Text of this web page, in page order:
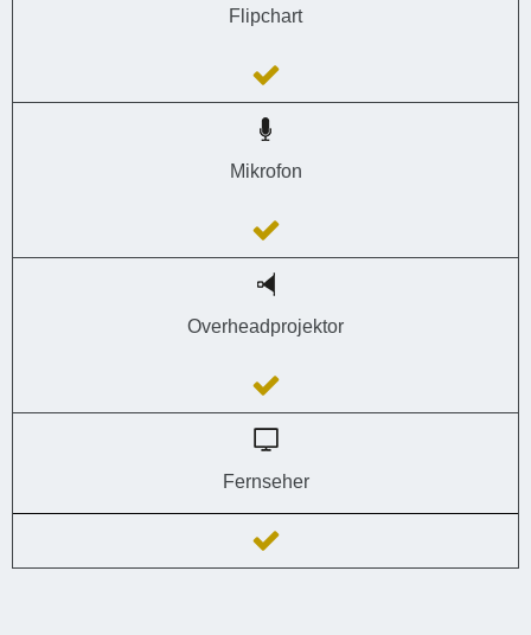
Flipchart
Mikrofon
Overheadprojektor
Fernseher